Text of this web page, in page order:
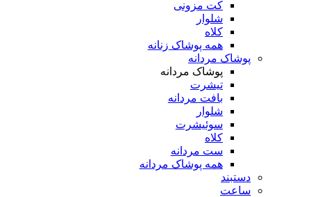
کت مزونی
شلوار
کلاه
همه پوشاک زنانه
پوشاک مردانه
پوشاک مردانه
تیشرت
بافت مردانه
شلوار
سوئیشرت
کلاه
ست مردانه
همه پوشاک مردانه
دستبند
ساعت